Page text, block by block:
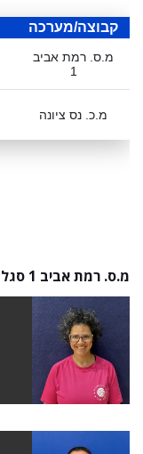
קבוצה/מערכה
מ.ס. רמת אביב
1
מ.כ. נס ציונה
מ.ס. רמת אביב 1 סגל הקבוצה